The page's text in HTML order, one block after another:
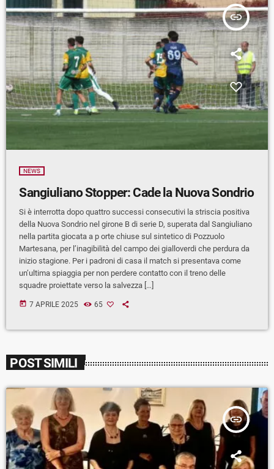
insert_link
NEWS
Sangiuliano Stopper: Cade la Nuova Sondrio
Si è interrotta dopo quattro successi consecutivi la striscia positiva
della Nuova Sondrio nel girone B di serie D, superata dal Sangiuliano
nella partita giocata a p orte chiuse sul sintetico di Pozzuolo
Martesana, per l’inagibilità del campo dei gialloverdi che perdura da
inizio stagione. Per i padroni di casa il match si presentava come
un’ultima spiaggia per non perdere contatto con il treno delle
squadre proiettate verso la salvezza […]
today 7 APRILE 2025 65
POST SIMILI
insert_link